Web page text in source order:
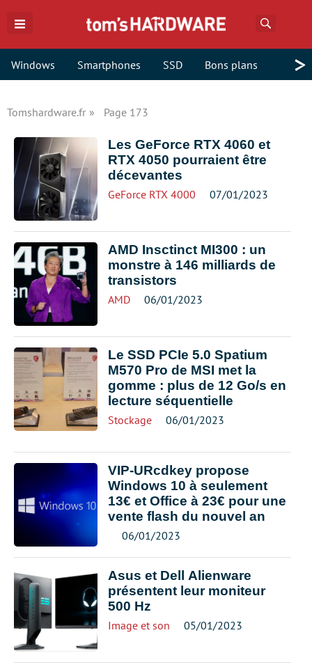
Windows Smartphones SSD Bons plans >
Tomshardware.fr Page 173
Les GeForce RTX 4060 et
RTX 4050 pourraient être
décevantes
GeForce RTX 4000 07/01/2023
AMD Insctinct MI300 : un
monstre à 146 milliards de
transistors
AMD 06/01/2023
Le SSD PCIe 5.0 Spatium
M570 Pro de MSI met la
gomme : plus de 12 Go/s en
lecture séquentielle
Stockage 06/01/2023
VIP-URcdkey propose
Windows 10 à seulement
13€ et Office à 23€ pour une
vente flash du nouvel an
06/01/2023
Asus et Dell Alienware
présentent leur moniteur
500 Hz
Image et son 05/01/2023